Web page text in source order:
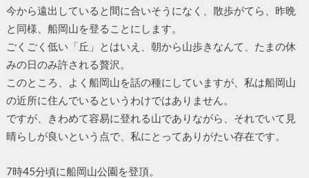
今から遠出していると間に合いそうになく、散歩がてら、昨晩
と同様、船岡山を登ることにします。
ごくごく低い「丘」とはいえ、朝から山歩きなんて、たまの休
みの日のみ許される贅沢。
このところ、よく船岡山を話の種にしていますが、私は船岡山
の近所に住んでいるというわけではありません。
ですが、きわめて容易に登れる山でありながら、それでいて見
晴らしが良いという点で、私にとってありがたい存在です。
7時45分頃に船岡山公園を登頂。